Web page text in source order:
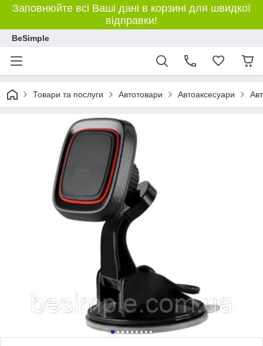
Заповнюйте всі Ваші дані в корзині для швидкої
відправки!
BeSimple
Товари та послуги Автотовари Автоаксесуари